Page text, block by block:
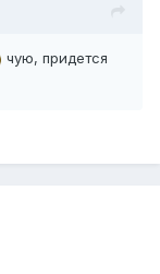
чую, придется